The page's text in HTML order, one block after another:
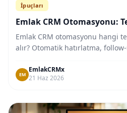
İpuçları
Emlak CRM Otomasyonu:
Emlak CRM otomasyonu hangi
alır? Otomatik hatırlatma,
EM
EmlakCRMx
21 Haz 2026